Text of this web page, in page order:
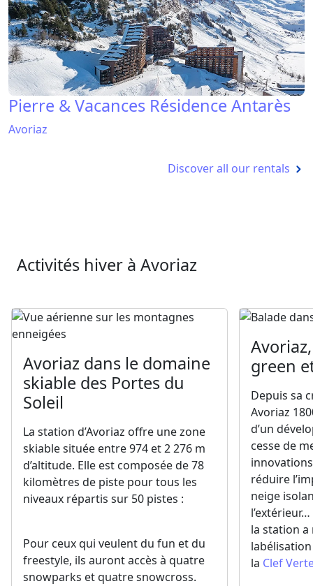
Pierre & Vacances Résidence Antarès
Avoriaz
Discover all our rentals
Activités hiver à Avoriaz
Avoriaz dans le domaine
skiable des Portes du
Soleil
La station d’Avoriaz offre une zone
skiable située entre 974 et 2 276 m
d’altitude. Elle est composée de 78
kilomètres de piste pour tous les
niveaux répartis sur 50 pistes :
Pour ceux qui veulent du fun et du
freestyle, ils auront accès à quatre
snowparks et quatre snowcross.
green
Depuis sa
Avoriaz
d’un
cesse de
réduire
neige
la station a
la Clef